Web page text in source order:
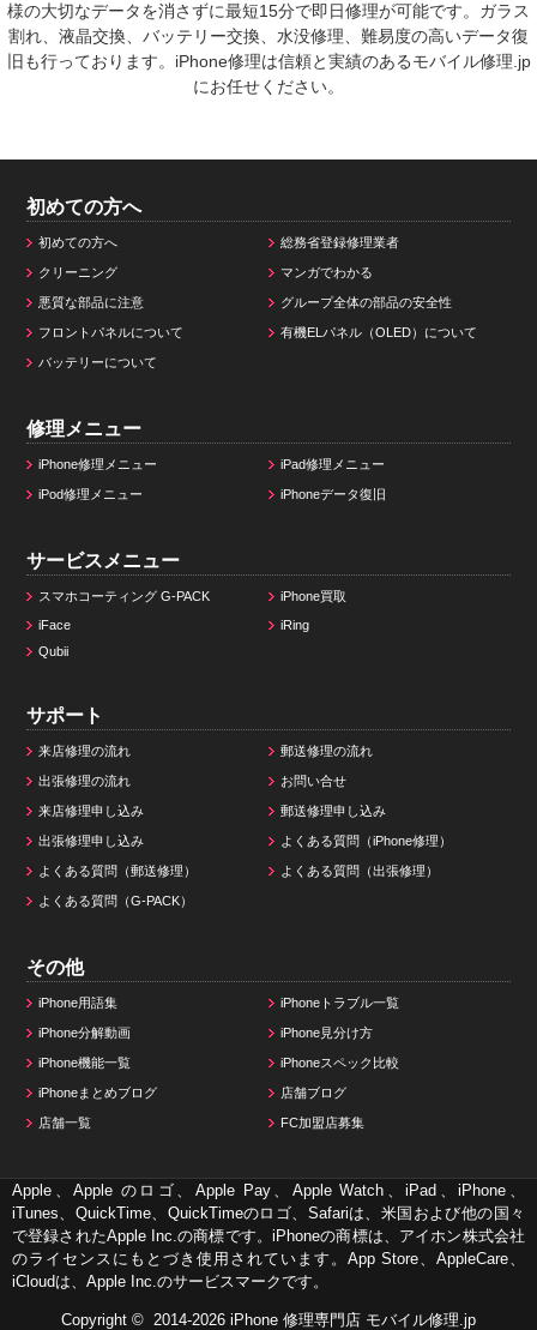
様の大切なデータを消さずに最短15分で即日修理が可能です。ガラス
割れ、液晶交換、バッテリー交換、水没修理、難易度の高いデータ復
旧も行っております。iPhone修理は信頼と実績のあるモバイル修理.jp
にお任せください。
初めての方へ
初めての方へ 総務省登録修理業者
クリーニング マンガでわかる
悪質な部品に注意 グループ全体の部品の安全性
フロントパネルについて 有機ELパネル（OLED）について
バッテリーについて
修理メニュー
iPhone修理メニュー iPad修理メニュー
iPod修理メニュー iPhoneデータ復旧
サービスメニュー
スマホコーティング G-PACK
iPhone買取
iFace
iRing
Qubii
サポート
来店修理の流れ 郵送修理の流れ
出張修理の流れ お問い合せ
来店修理申し込み 郵送修理申し込み
出張修理申し込み よくある質問（iPhone修理）
よくある質問（郵送修理） よくある質問（出張修理）
よくある質問（G-PACK）
その他
iPhone用語集 iPhoneトラブル一覧
iPhone分解動画 iPhone見分け方
iPhone機能一覧 iPhoneスペック比較
iPhoneまとめブログ 店舗ブログ
店舗一覧 FC加盟店募集
Apple、Apple のロゴ、Apple Pay、Apple Watch、iPad、iPhone、
iTunes、QuickTime、QuickTimeのロゴ、Safariは、米国および他の国々
で登録されたApple Inc.の商標です。iPhoneの商標は、アイホン株式会社
のライセンスにもとづき使用されています。App Store、AppleCare、
iCloudは、Apple Inc.のサービスマークです。
Copyright © 2014-2026 iPhone 修理専門店 モバイル修理.jp